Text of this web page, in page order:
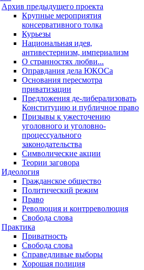
Архив предыдущего проекта
Крупные мероприятия
консервативного толка
Курьезы
Национальная идея,
антивестернизм, империализм
О странностях любви...
Оправдания дела ЮКОСа
Основания пересмотра
приватизации
Предложения де-либерализовать
Конституцию и публичное право
Призывы к ужесточению
уголовного и уголовно-
процессуального
законодательства
Символические акции
Теории заговора
Идеология
Гражданское общество
Политический режим
Право
Революция и контрреволюция
Свобода слова
Практика
Приватность
Свобода слова
Справедливые выборы
Хорошая полиция